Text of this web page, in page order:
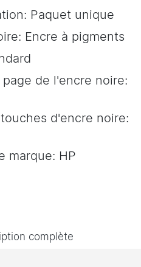
Paquet unique
Encre à pigments
page de l'encre noire:
d'encre noire:
marque: HP
complète